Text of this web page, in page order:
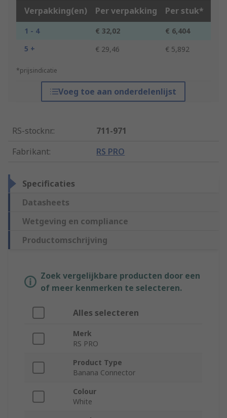
Verpakking(en) Per verpakking Per stuk*
1 - 4 € 32,02
€ 6,404
5 +
€ 29,46 € 5,892
*prijsindicatie
Voeg toe aan onderdelenlijst
RS-stocknr.:
711-971
Fabrikant: RS PRO
Specificaties
Datasheets
Wetgeving en compliance
Productomschrijving
Zoek vergelijkbare producten door een
of meer kenmerken te selecteren.
Alles selecteren
Merk
RS PRO
Product Type
Banana Connector
Colour
White